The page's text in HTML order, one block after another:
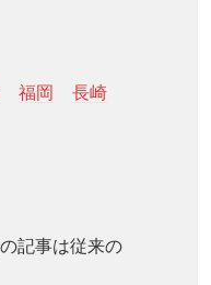
福岡
長崎
記事は従来の